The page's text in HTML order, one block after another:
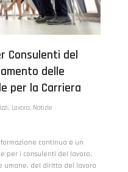
Consulenti del
delle
per la Carriera
, Lavoro, Notizie
continua è un
per i consulenti del lavoro,
umane, del diritto del lavoro